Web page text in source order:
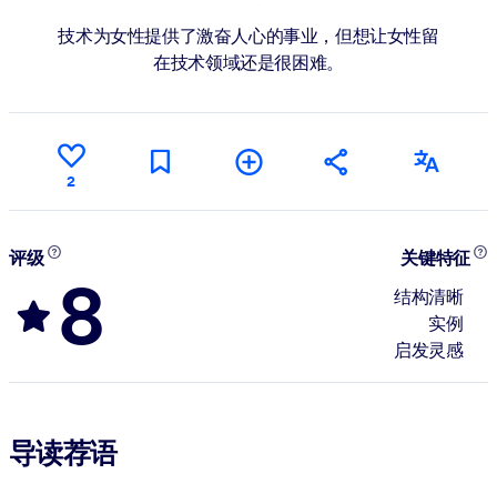
技术为女性提供了激奋人心的事业，但想让女性留
在技术领域还是很困难。
2
评级
8
关键特征
结构清晰
实例
启发灵感
导读荐语